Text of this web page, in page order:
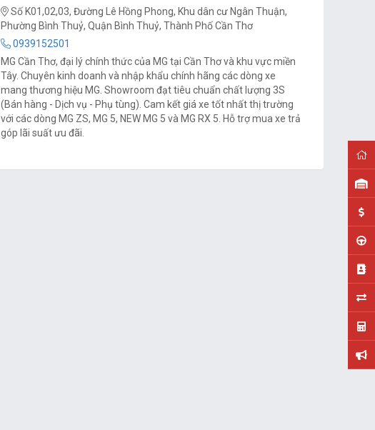
Số K01,02,03, Đường Lê Hồng Phong, Khu dân cư Ngân Thuận,
Phường Bình Thuỷ, Quận Bình Thuỷ, Thành Phố Cần Thơ
0939152501
MG Cần Thơ, đại lý chính thức của MG tại Cần Thơ và khu vực miền
Tây. Chuyên kinh doanh và nhập khẩu chính hãng các dòng xe
mang thương hiệu MG. Showroom đạt tiêu chuẩn chất lượng 3S
(Bán hàng - Dịch vụ - Phụ tùng). Cam kết giá xe tốt nhất thị trường
với các dòng MG ZS, MG 5, NEW MG 5 và MG RX 5. Hỗ trợ mua xe trả
góp lãi suất ưu đãi.